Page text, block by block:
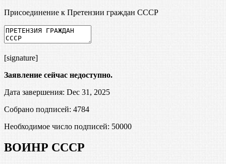
Присоединение к Претензии граждан СССР
[signature]
Заявление сейчас недоступно.
Дата завершения: Dec 31, 2025
Собрано подписей: 4784
Необходимое число подписей: 50000
ВОИНР СССР